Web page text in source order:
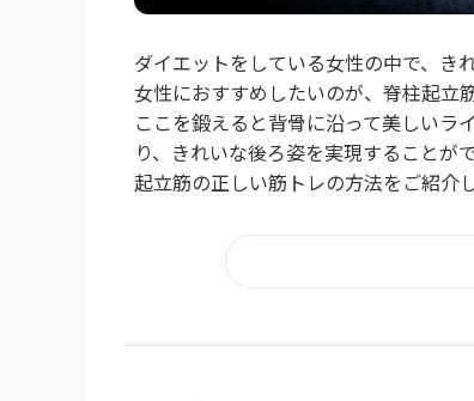
ダイエットをしている女性の中で、き
女性におすすめしたいのが、脊柱起立
ここを鍛えると背骨に沿って美しいラ
り、きれいな後ろ姿を実現することが
起立筋の正しい筋トレの方法をご紹介